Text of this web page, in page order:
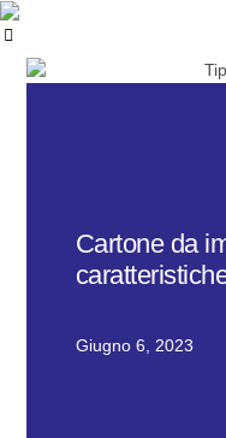
Cartone da
Giugno 6, 2023